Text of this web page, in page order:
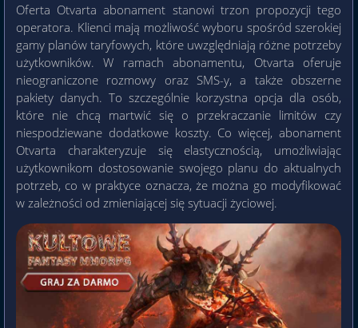
Oferta Otvarta abonament stanowi trzon propozycji tego
operatora. Klienci mają możliwość wyboru spośród szerokiej
gamy planów taryfowych, które uwzględniają różne potrzeby
użytkowników. W ramach abonamentu, Otvarta oferuje
nieograniczone rozmowy oraz SMS-y, a także obszerne
pakiety danych. To szczególnie korzystna opcja dla osób,
które nie chcą martwić się o przekraczanie limitów czy
niespodziewane dodatkowe koszty. Co więcej, abonament
Otvarta charakteryzuje się elastycznością, umożliwiając
użytkownikom dostosowanie swojego planu do aktualnych
potrzeb, co w praktyce oznacza, że można go modyfikować
w zależności od zmieniającej się sytuacji życiowej.